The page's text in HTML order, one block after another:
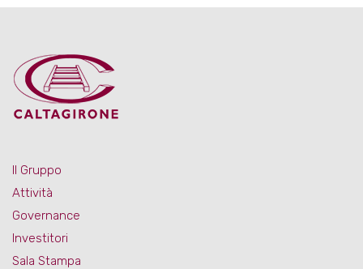
Il Gruppo
Attività
Governance
Investitori
Sala Stampa